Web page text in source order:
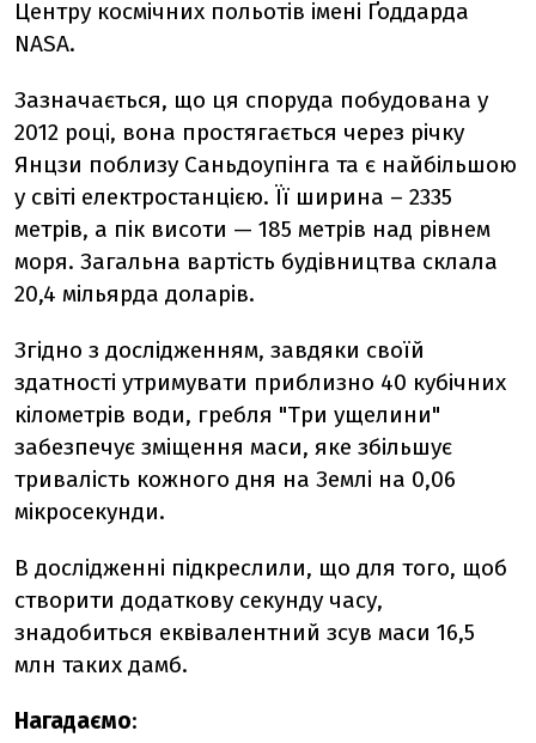
Центру космічних польотів імені Ґоддарда
NASA.
Зазначається, що ця споруда побудована у
2012 році, вона простягається через річку
Янцзи поблизу Саньдоупінга та є найбільшою
у світі електростанцією. Її ширина – 2335
метрів, а пік висоти — 185 метрів над рівнем
моря. Загальна вартість будівництва склала
20,4 мільярда доларів.
Згідно з дослідженням, завдяки своїй
здатності утримувати приблизно 40 кубічних
кілометрів води, гребля "Три ущелини"
забезпечує зміщення маси, яке збільшує
тривалість кожного дня на Землі на 0,06
мікросекунди.
В дослідженні підкреслили, що для того, щоб
створити додаткову секунду часу,
знадобиться еквівалентний зсув маси 16,5
млн таких дамб.
Нагадаємо: